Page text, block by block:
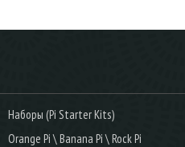
Наборы (Pi Starter Kits)
Orange Pi \ Banana Pi \ Rock Pi